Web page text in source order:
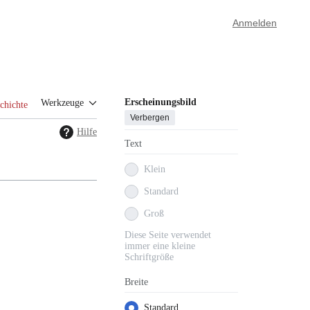
Anmelden
Werkzeuge Erscheinungsbild
Verbergen
Text
Klein
Standard
Groß
Diese Seite verwendet
immer eine kleine
Schriftgröße
Breite
Standard
Hilfe